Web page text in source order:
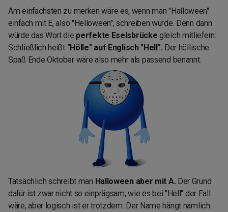
Am einfachsten zu merken wäre es, wenn man "Halloween"
einfach mit E, also "Helloween", schreiben würde. Denn dann
würde das Wort die perfekte Eselsbrücke gleich mitliefern:
Schließlich heißt"Hölle" auf Englisch "Hell". Der höllische
Spaß Ende Oktober wäre also mehr als passend benannt.
Tatsächlich schreibt man Halloween aber mit A. Der Grund
dafür ist zwar nicht so einprägsam, wie es bei "Hell" der Fall
wäre, aber logisch ist er trotzdem: Der Name hängt nämlich